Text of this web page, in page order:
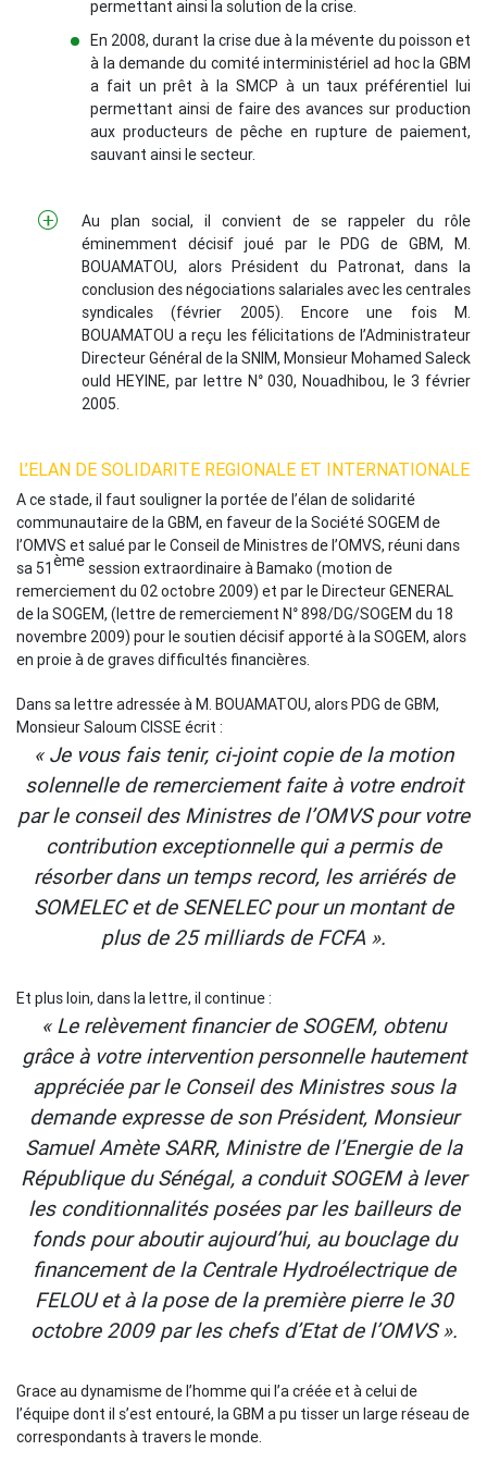
permettant ainsi la solution de la crise.
En 2008, durant la crise due à la mévente du poisson et
à la demande du comité interministériel ad hoc la GBM
a fait un prêt à la SMCP à un taux préférentiel lui
permettant ainsi de faire des avances sur production
aux producteurs de pêche en rupture de paiement,
sauvant ainsi le secteur.
Au plan social, il convient de se rappeler du rôle
éminemment décisif joué par le PDG de GBM, M.
BOUAMATOU, alors Président du Patronat, dans la
conclusion des négociations salariales avec les centrales
syndicales (février 2005). Encore une fois M.
BOUAMATOU a reçu les félicitations de l’Administrateur
Directeur Général de la SNIM, Monsieur Mohamed Saleck
ould HEYINE, par lettre N° 030, Nouadhibou, le 3 février
2005.
L’ELAN DE SOLIDARITE REGIONALE ET INTERNATIONALE
A ce stade, il faut souligner la portée de l’élan de solidarité
communautaire de la GBM, en faveur de la Société SOGEM de
l’OMVS et salué par le Conseil de Ministres de l’OMVS, réuni dans
sa 51ème session extraordinaire à Bamako (motion de
remerciement du 02 octobre 2009) et par le Directeur GENERAL
de la SOGEM, (lettre de remerciement N° 898/DG/SOGEM du 18
novembre 2009) pour le soutien décisif apporté à la SOGEM, alors
en proie à de graves difficultés financières.
Dans sa lettre adressée à M. BOUAMATOU, alors PDG de GBM,
Monsieur Saloum CISSE écrit :
« Je vous fais tenir, ci-joint copie de la motion
solennelle de remerciement faite à votre endroit
par le conseil des Ministres de l’OMVS pour votre
contribution exceptionnelle qui a permis de
résorber dans un temps record, les arriérés de
SOMELEC et de SENELEC pour un montant de
plus de 25 milliards de FCFA ».
Et plus loin, dans la lettre, il continue :
« Le relèvement financier de SOGEM, obtenu
grâce à votre intervention personnelle hautement
appréciée par le Conseil des Ministres sous la
demande expresse de son Président, Monsieur
Samuel Amète SARR, Ministre de l’Energie de la
République du Sénégal, a conduit SOGEM à lever
les conditionnalités posées par les bailleurs de
fonds pour aboutir aujourd’hui, au bouclage du
financement de la Centrale Hydroélectrique de
FELOU et à la pose de la première pierre le 30
octobre 2009 par les chefs d’Etat de l’OMVS ».
Grace au dynamisme de l’homme qui l’a créée et à celui de
l’équipe dont il s’est entouré, la GBM a pu tisser un large réseau de
correspondants à travers le monde.